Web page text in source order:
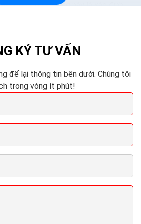
trong tình huống này là xác định
KÝ TƯ VẤN
để lại thông tin bên dưới. Chúng tôi
trong vòng ít phút!